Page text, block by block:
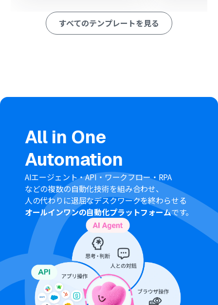
ペレーション」：トリガー起動後、フロー内で処理を行うアク
るシートや、シフト案を書き出す範囲を自身の環境に合
ャンネルを任意に設定可能です。
■注意事項
Google スプレッドシート、SlackのそれぞれとYoomを連
携してください。AIワーカー内で使用するツール（アプ
リ）についてもマイアプリ連携が必要です。
AIワーカーの基本設定は「【AIワーカー】基本的な設定方
法」をご参照ください。
AIワーカーの同時実行数・作成可能なAIワーカー数・利用
可能なAIモデルはご契約中のプランによって異なります。
AIワーカー内でご利用いただけるアプリやオペレーション
等はフローボットの利用制限と同様です。
AIワーカーは、テスト実行でも本番実行と同様にタスクを
消費しますのでご注意ください。詳細は「
タスク実行数の計算方法
」ご参照ください。
AIワーカーはマニュアルを詳細に設定することで適切な処
理を実行しやすくなります。詳細は「【AIワーカー】マニ
ュアルの作成方法」をご参照ください。
すべてのテンプレートを見る
All in One
Automation
AIエージェント・API・ワークフロー・RPA
などの複数の自動化技術を組み合わせ、
人の代わりに退屈なデスクワークを終わらせる
オールインワンの自動化プラットフォームです。